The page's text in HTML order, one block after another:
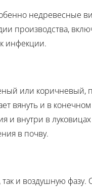
недревесные
производства,
инфекции.
или
вянуть и в
и внутри в
в почву.
и воздушную фазу.